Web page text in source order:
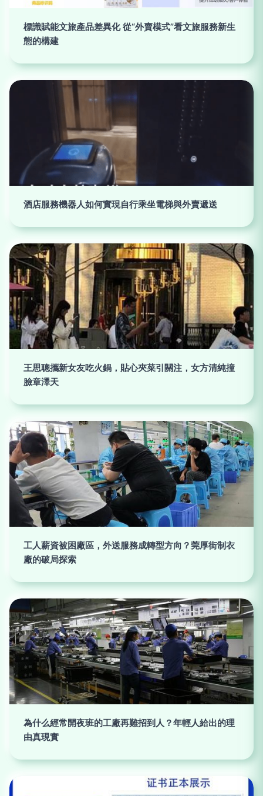
標識賦能文旅產品差異化 從“外賣模式”看文旅服務新生
態的構建
酒店服務機器人如何實現自行乘坐電梯與外賣遞送
王思聰攜新女友吃火鍋，貼心夾菜引關注，女方清純撞
臉章澤天
工人薪資被困廠區，外送服務成轉型方向？莞厚街制衣
廠的破局探索
為什么經常開夜班的工廠再難招到人？年輕人給出的理
由真現實